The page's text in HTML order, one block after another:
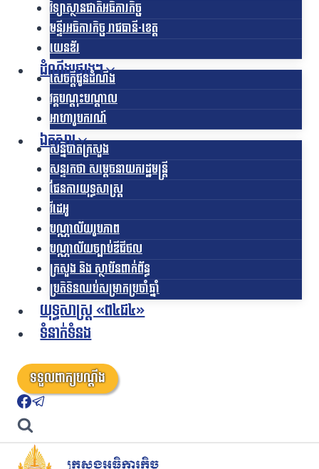
វិទ្យាស្ថានជាតិអធិការកិច្ច
មន្ទីរអធិការកិច្ច រាជធានី-ខេត្ត
យេនឌ័រ
ដំណឹងផ្សេងៗ
សេចក្តីជូនដំណឹង
វគ្គបណ្តុះបណ្តាល
អាហារូបករណ៍
ឯកសារ
សន្និបាតក្រសួង
សន្ទរកថា សម្តេចនាយករដ្ឋមន្ត្រី
ផែនការយុទ្ធសាស្រ្ត
វីដេអូ
បណ្ណាល័យរូបភាព
បណ្ណាល័យច្បាប់ឌីជីថល
ក្រសួង និង ស្ថាប័នពាក់ព័ន្ធ
ប្រតិទិនឈប់សម្រាកប្រចាំឆ្នាំ
យុទ្ធសាស្ត្រ «ព៤ជ៤»
ទំនាក់ទំនង
ទទួលពាក្យបណ្តឹង